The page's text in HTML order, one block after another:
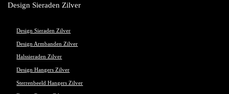
Design Sieraden Zilver
Design Sieraden Zilver
Design Armbanden Zilver
Halssieraden Zilver
Design Hangers Zilver
Sterrenbeeld Hangers Zilver